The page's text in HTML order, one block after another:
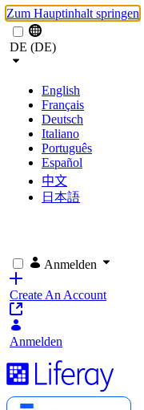
Zum Hauptinhalt springen
DE (DE)
English
Français
Deutsch
Italiano
Português
Español
中文
日本語
Anmelden
Create An Account
Anmelden